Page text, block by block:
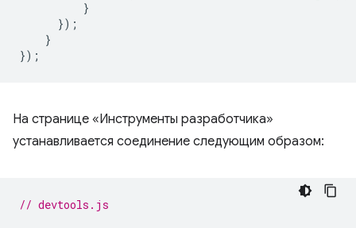
}
});
}
});
На странице «Инструменты разработчика»
устанавливается соединение следующим образом:
// devtools.js